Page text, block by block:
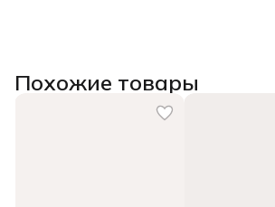
Похожие товары